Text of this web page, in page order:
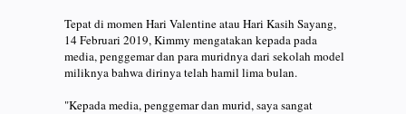
Tepat di momen Hari Valentine atau Hari Kasih Sayang,
14 Februari 2019, Kimmy mengatakan kepada pada
media, penggemar dan para muridnya dari sekolah model
miliknya bahwa dirinya telah hamil lima bulan.
"Kepada media, penggemar dan murid, saya sangat